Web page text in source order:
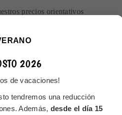
precios orientativos
regalos de grupo,
GRANDE O
2026
de vacaciones!
tendremos una reducción
Además, desde el día 15